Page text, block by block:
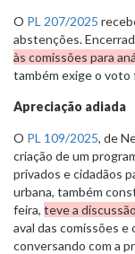
O PL 207/2025
abstenções.
às comissões para
também exige o voto
Apreciação adiada
O PL 109/2025, de
criação de um
privados e cidadãos
urbana, também
feira, teve a
aval das comissões e
conversando com a